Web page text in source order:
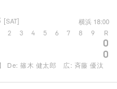
[SAT] 横浜 18:00
2 3 4 5 6 7 8 9 R
0
0
】 De: 篠木 健太郎 広: 斉藤 優汰